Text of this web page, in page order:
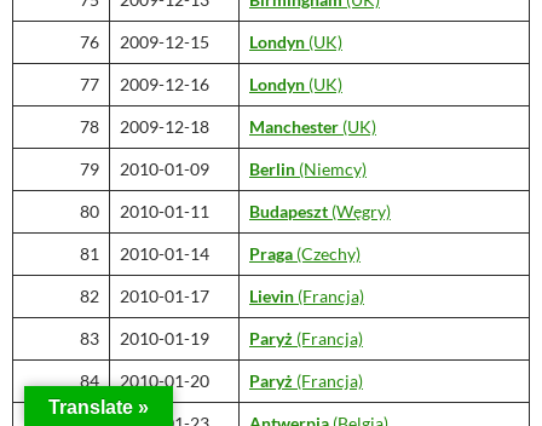
76 2009-12-15 Londyn (UK)
77 2009-12-16 Londyn (UK)
78 2009-12-18 Manchester (UK)
79 2010-01-09 Berlin (Niemcy)
80 2010-01-11 Budapeszt (Węgry)
81 2010-01-14 Praga (Czechy)
82 2010-01-17 Lievin (Francja)
83 2010-01-19 Paryż (Francja)
84 2010-01-20 Paryż (Francja)
Translate »